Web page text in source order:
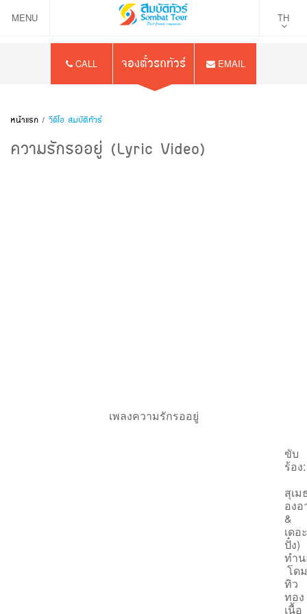
TH
MENU
CALL EMAIL
จองตั๋วรถทัวร์
หน้าแรก / วีดีโอ สมบัติทัวร์
ความรักรออยู่ (Lyric Video)
เพลงความรักรออยู่
ขับ
ร้อง:
สุเม
องอ
&
เดอะ
ปั๋ง)
ทำ
โดม
ทิว
ทอง
เนื้อ